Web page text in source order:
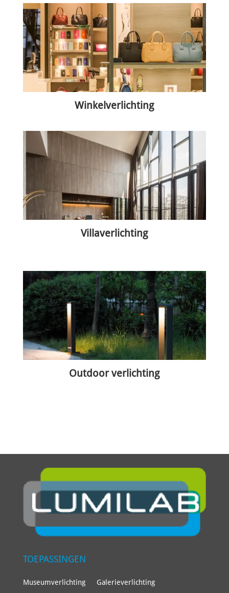
Winkelverlichting
Villaverlichting
Outdoor verlichting
TOEPASSINGEN
Museumverlichting
Galerieverlichting